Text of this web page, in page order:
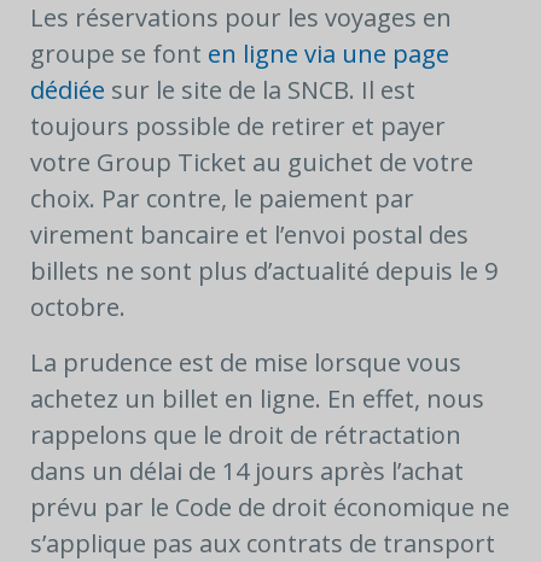
Les réservations pour les voyages en
groupe se font en ligne via une page
dédiée sur le site de la SNCB. Il est
toujours possible de retirer et payer
votre Group Ticket au guichet de votre
choix. Par contre, le paiement par
virement bancaire et l’envoi postal des
billets ne sont plus d’actualité depuis le 9
octobre.
La prudence est de mise lorsque vous
achetez un billet en ligne. En effet, nous
rappelons que le droit de rétractation
dans un délai de 14 jours après l’achat
prévu par le Code de droit économique ne
s’applique pas aux contrats de transport